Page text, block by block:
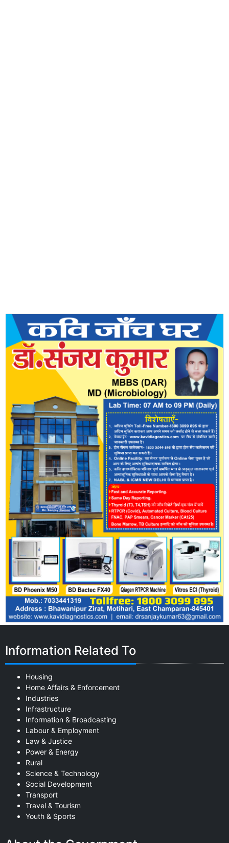
Information Related To
Housing
Home Affairs & Enforcement
Industries
Infrastructure
Information & Broadcasting
Labour & Employment
Law & Justice
Power & Energy
Rural
Science & Technology
Social Development
Transport
Travel & Tourism
Youth & Sports